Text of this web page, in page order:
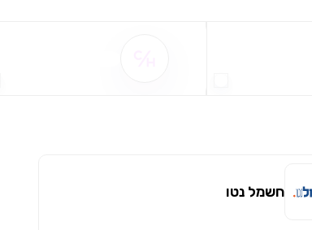
חשמל נטו